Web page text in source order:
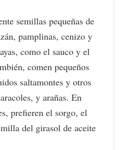
semillas pequeñas de
pamplinas, cenizo y
como el sauco y el
comen pequeños
saltamontes y otros
y arañas. En
prefieren el sorgo, el
del girasol de aceite